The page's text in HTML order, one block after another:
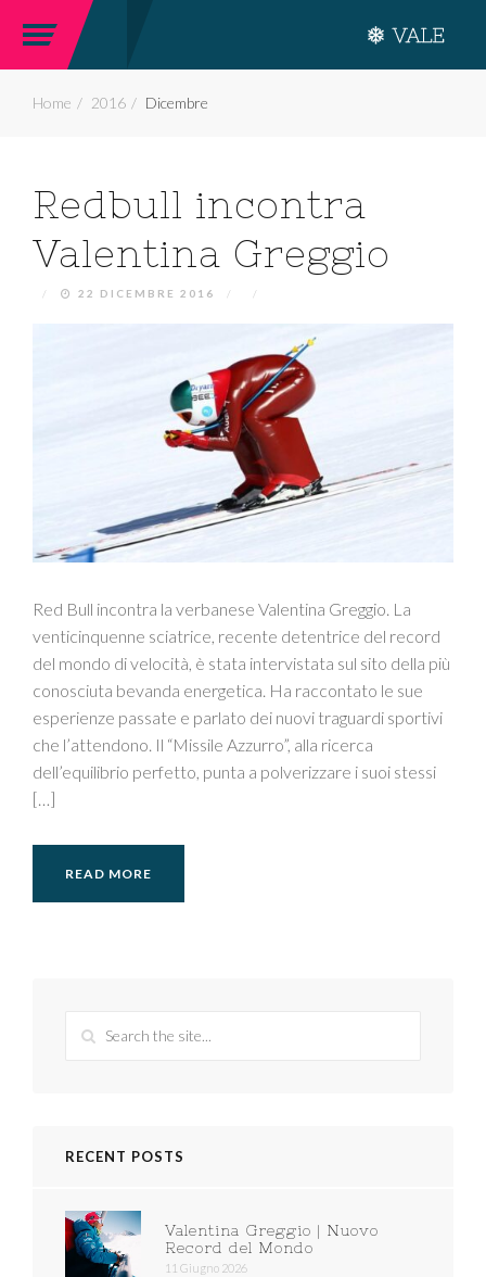
Home 2016 Dicembre
Redbull incontra
Valentina Greggio
/ 22 DICEMBRE 2016 / /
Red Bull incontra la verbanese Valentina Greggio. La
venticinquenne sciatrice, recente detentrice del record
del mondo di velocità, è stata intervistata sul sito della più
conosciuta bevanda energetica. Ha raccontato le sue
esperienze passate e parlato dei nuovi traguardi sportivi
che l’attendono. Il “Missile Azzurro”, alla ricerca
dell’equilibrio perfetto, punta a polverizzare i suoi stessi
[…]
READ MORE
RECENT POSTS
Valentina Greggio | Nuovo
Record del Mondo
11 Giugno 2026